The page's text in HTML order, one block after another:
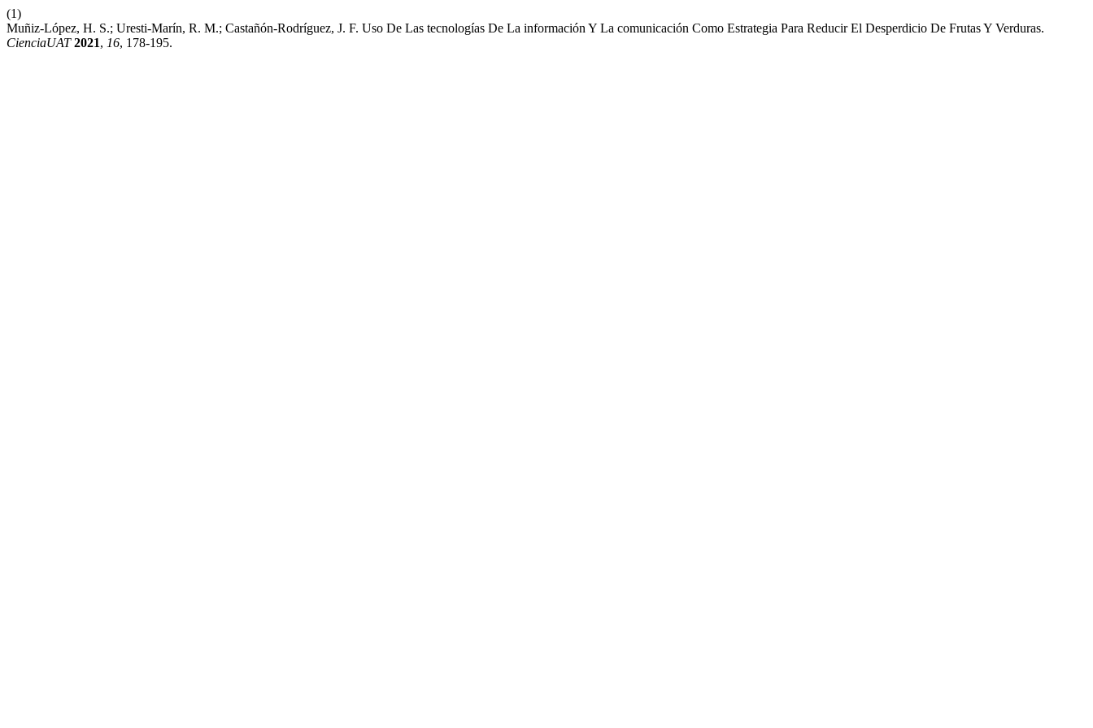
(1)
Muñiz-López, H. S.; Uresti-Marín, R. M.; Castañón-Rodríguez, J. F. Uso De Las tecnologías De La información Y La comunicación Como Estrategia Para Reducir El Desperdicio De Frutas Y Verduras.
CienciaUAT 2021, 16, 178-195.